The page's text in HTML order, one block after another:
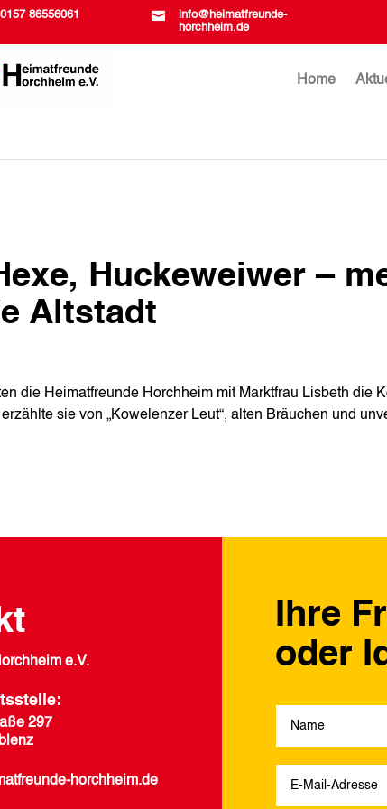
0157 86556061 
info@heimatfreunde-
horchheim.de
Home
Huckeweiwer –
Altstadt
die Heimatfreunde Horchheim mit Marktfrau Lisbeth die
sie von „Kowelenzer Leut“, alten Bräuchen und
e.V.
297
horchheim.de
Ihre
oder